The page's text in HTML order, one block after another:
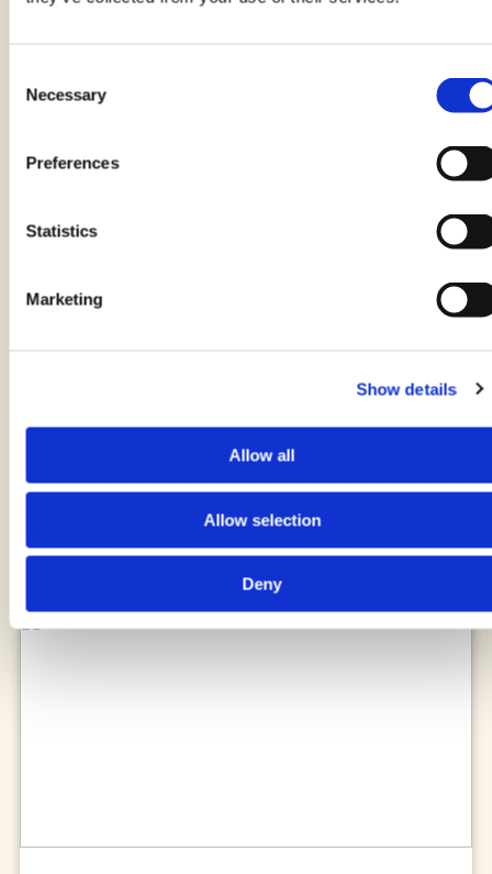
Selection
Necessary
Preferences
Statistics
Marketing
Show details
Allow all
Allow selection
Deny
30 minuti
di EMANUELA GHINAZZI